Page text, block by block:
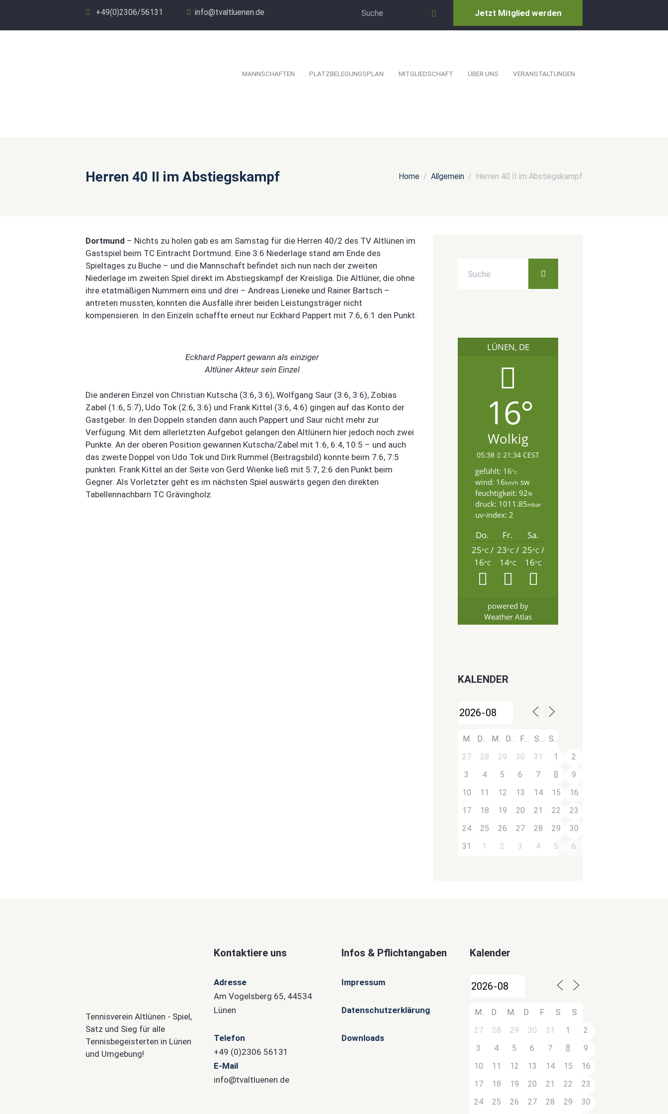
+49(0)2306/56131 info@tvaltluenen.de Jetzt Mitglied werden
MANNSCHAFTEN PLATZBELEGUNGSPLAN MITGLIEDSCHAFT ÜBER UNS VERANSTALTUNGEN
Herren 40 II im Abstiegskampf Home Allgemein Herren 40 II im Abstiegskampf
Dortmund – Nichts zu holen gab es am Samstag für die Herren 40/2 des TV Altlünen im
Gastspiel beim TC Eintracht Dortmund. Eine 3:6 Niederlage stand am Ende des
Spieltages zu Buche – und die Mannschaft befindet sich nun nach der zweiten
Niederlage im zweiten Spiel direkt im Abstiegskampf der Kreisliga. Die Altlüner, die ohne
ihre etatmäßigen Nummern eins und drei – Andreas Lieneke und Rainer Bartsch –
antreten mussten, konnten die Ausfälle ihrer beiden Leistungsträger nicht
kompensieren. In den Einzeln schaffte erneut nur Eckhard Pappert mit 7:6, 6:1 den Punkt.
Eckhard Pappert gewann als einziger
Altlüner Akteur sein Einzel
Die anderen Einzel von Christian Kutscha (3:6, 3:6), Wolfgang Saur (3:6, 3:6), Zobias
Zabel (1:6, 5:7), Udo Tok (2:6, 3:6) und Frank Kittel (3:6, 4:6) gingen auf das Konto der
Gastgeber. In den Doppeln standen dann auch Pappert und Saur nicht mehr zur
Verfügung. Mit dem allerletzten Aufgebot gelangen den Altlünern hier jedoch noch zwei
Punkte. An der oberen Position gewannen Kutscha/Zabel mit 1:6, 6:4, 10:5 – und auch
das zweite Doppel von Udo Tok und Dirk Rummel (Beitragsbild) konnte beim 7:6, 7:5
punkten. Frank Kittel an der Seite von Gerd Wienke ließ mit 5:7, 2:6 den Punkt beim
Gegner. Als Vorletzter geht es im nächsten Spiel auswärts gegen den direkten
Tabellennachbarn TC Grävingholz.
LÜNEN, DE
16°
Wolkig
05:38 21:34 CEST
gefühlt: 16°c
wind: 16km/h sw
feuchtigkeit: 92%
druck: 1011.85mbar
uv-index: 2
Do. Fr.
Sa.
25°C/
16°C
23°C/
14°C
25°C/
16°C
powered by
Weather Atlas
KALENDER
M D M D F S
S
27
28 29 30 31 1
2
3
4 5 6 7 8
9
10
11 12 13 14 15
16
17
18 19 20 21 22
23
24
25 26 27 28 29
30
31
1 2 3 4 5 6
Tennisverein Altlünen - Spiel,
Satz und Sieg für alle
Tennisbegeisterten in Lünen
und Umgebung!
Kontaktiere uns
Adresse
Am Vogelsberg 65, 44534
Lünen
Telefon
+49 (0)2306 56131
E-Mail
info@tvaltluenen.de
Infos & Pflichtangaben
Impressum
Datenschutzerklärung
Downloads
Kalender
M D M D F S
S
27
28 29 30 31 1
2
3
4 5 6 7 8
9
10
11 12 13 14 15
16
17
18 19 20 21 22
23
24
25 26 27 28 29 30